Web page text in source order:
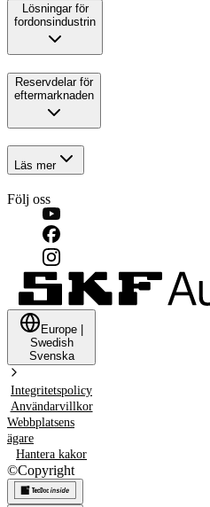
Lösningar för
fordonsindustrin
Reservdelar för
eftermarknaden
Läs mer
Följ oss
Europe
Swedish
Svenska
Integritetspolicy
Användarvillkor
Webbplatsens
ägare
Hantera kakor
©Copyright